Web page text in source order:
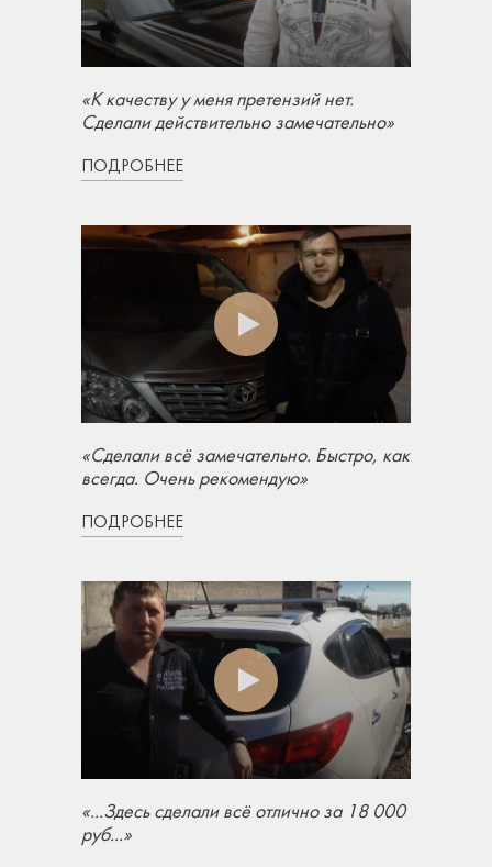
«К качеству у меня претензий нет.
Сделали действительно замечательно»
ПОДРОБНЕЕ
«Сделали всё замечательно. Быстро, как
всегда. Очень рекомендую»
ПОДРОБНЕЕ
«...Здесь сделали всё отлично за 18 000
руб...»